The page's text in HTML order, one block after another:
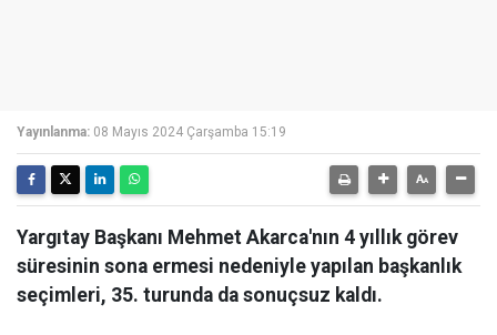
Yayınlanma: 08 Mayıs 2024 Çarşamba 15:19
Yargıtay Başkanı Mehmet Akarca'nın 4 yıllık görev
süresinin sona ermesi nedeniyle yapılan başkanlık
seçimleri, 35. turunda da sonuçsuz kaldı.